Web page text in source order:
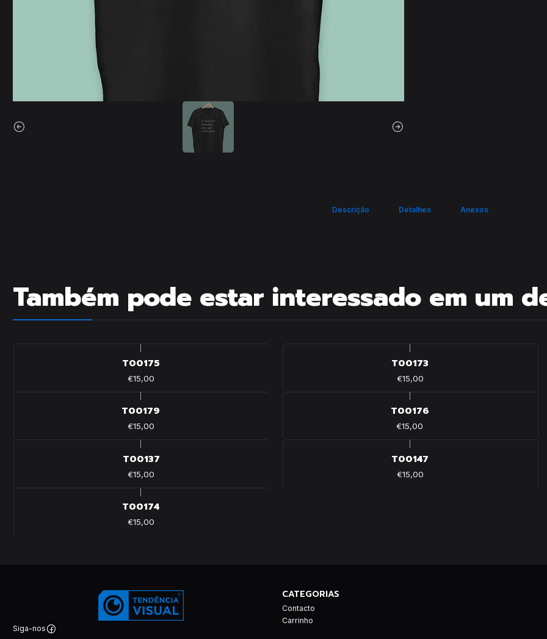
Descrição Detalhes Anexos
Também pode estar interessado em um
T00175
€15,00
T00173
€15,00
T00179
€15,00
T00176
€15,00
T00137
€15,00
T00147
€15,00
T00174
€15,00
Siga-nos
CATEGORIAS
Contacto
Carrinho